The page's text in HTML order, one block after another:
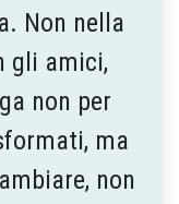
Non nella
gli amici,
non per
ma
non